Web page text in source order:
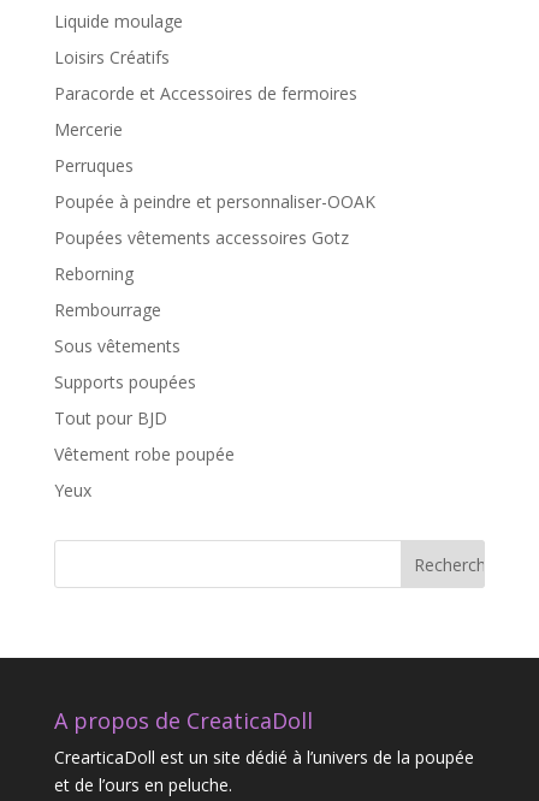
Liquide moulage
Loisirs Créatifs
Paracorde et Accessoires de fermoires
Mercerie
Perruques
Poupée à peindre et personnaliser-OOAK
Poupées vêtements accessoires Gotz
Reborning
Rembourrage
Sous vêtements
Supports poupées
Tout pour BJD
Vêtement robe poupée
Yeux
A propos de CreaticaDoll
CrearticaDoll est un site dédié à l’univers de la poupée
et de l’ours en peluche.